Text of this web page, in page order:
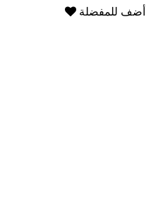
أضف للمفضلة